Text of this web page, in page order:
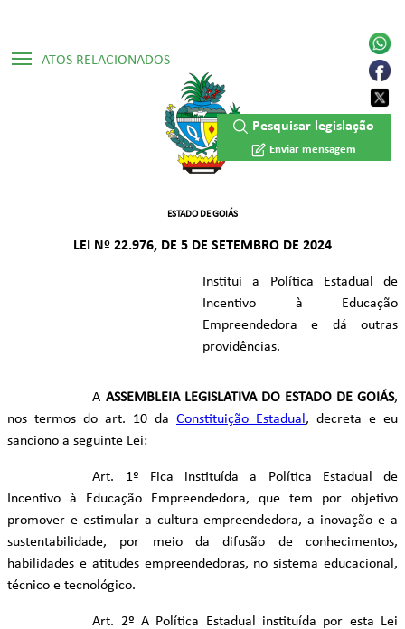
ATOS RELACIONADOS
▷ Constituição Estadual /1989
ESTADO DE GOIÁS
LEI Nº 22.976, DE 5 DE SETEMBRO DE 2024
Institui a Política Estadual de
Incentivo à Educação
Empreendedora e dá outras
providências.
A ASSEMBLEIA LEGISLATIVA DO ESTADO DE GOIÁS,
nos termos do art. 10 da Constituição Estadual, decreta e eu
sanciono a seguinte Lei:
Art. 1º Fica instituída a Política Estadual de
Incentivo à Educação Empreendedora, que tem por objetivo
promover e estimular a cultura empreendedora, a inovação e a
sustentabilidade, por meio da difusão de conhecimentos,
habilidades e atitudes empreendedoras, no sistema educacional,
técnico e tecnológico.
Art. 2º A Política Estadual instituída por esta Lei
Pesquisar legislação
Enviar mensagem